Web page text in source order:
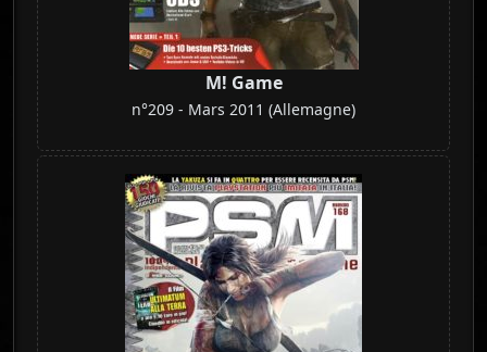
M! Game
n°209 - Mars 2011 (Allemagne)